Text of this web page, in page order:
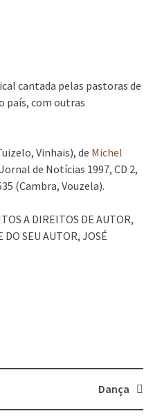
cantada pelas pastoras de
país, com outras
Vinhais), de Michel
de Notícias 1997, CD 2,
(Cambra, Vouzela).
A DIREITOS DE AUTOR,
DO SEU AUTOR, JOSÉ
Dança